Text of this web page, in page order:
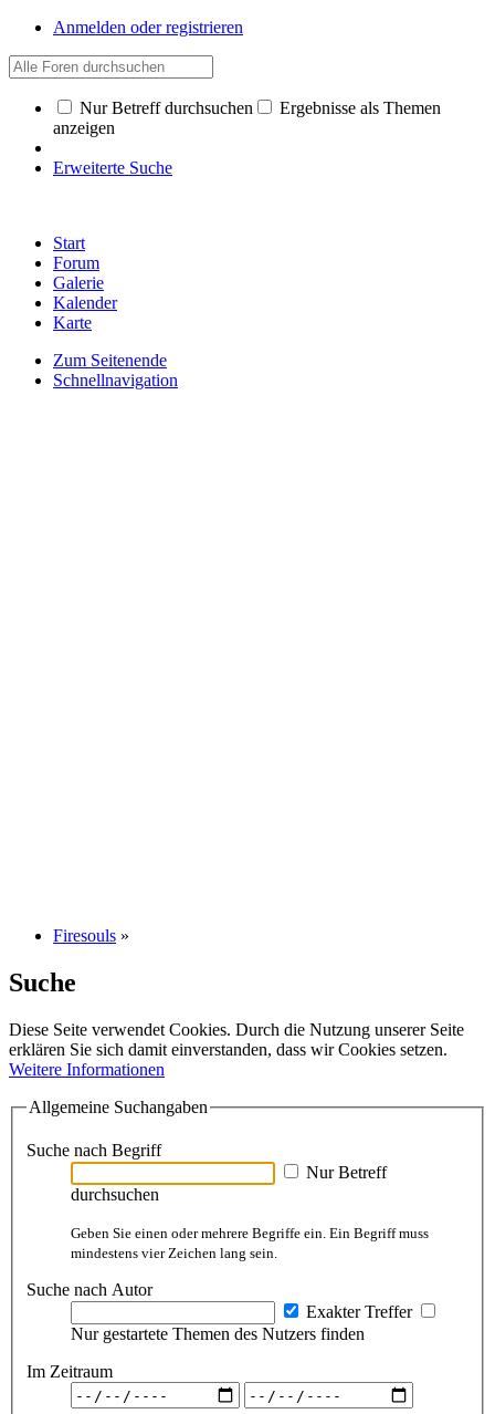
Anmelden oder registrieren
Nur Betreff durchsuchen
Ergebnisse als Themen
anzeigen
Erweiterte Suche
Start
Forum
Galerie
Kalender
Karte
Zum Seitenende
Schnellnavigation
Firesouls »
Suche
Diese Seite verwendet Cookies. Durch die Nutzung unserer Seite
erklären Sie sich damit einverstanden, dass wir Cookies setzen.
Weitere Informationen
Allgemeine Suchangaben
Suche nach Begriff
Nur Betreff
durchsuchen
Geben Sie einen oder mehrere Begriffe ein. Ein Begriff muss
mindestens vier Zeichen lang sein.
Suche nach Autor
Exakter Treffer
Nur gestartete Themen des Nutzers finden
Im Zeitraum